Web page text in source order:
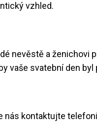
vzhled.
nevěstě a
vaše svatební den
nás kontaktujte